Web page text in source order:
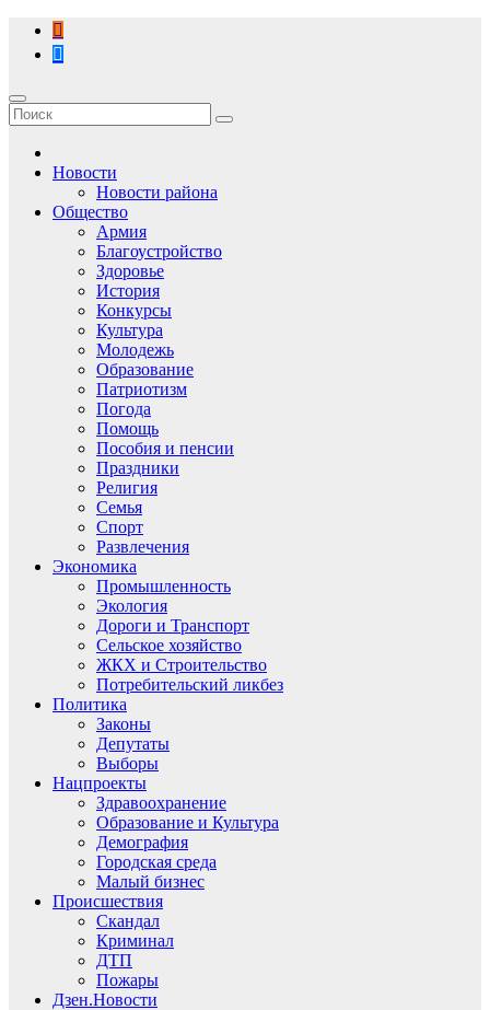
Перейти
содержимому
Новости
Новости района
Общество
Армия
Благоустройство
Здоровье
История
Конкурсы
Культура
Молодежь
Образование
Патриотизм
Погода
Помощь
Пособия и пенсии
Праздники
Религия
Семья
Спорт
Развлечения
Экономика
Промышленность
Экология
Дороги и Транспорт
Сельское хозяйство
ЖКХ и Строительство
Потребительский ликбез
Политика
Законы
Депутаты
Выборы
Нацпроекты
Здравоохранение
Образование и Культура
Демография
Городская среда
Малый бизнес
Происшествия
Скандал
Криминал
ДТП
Пожары
Дзен.Новости